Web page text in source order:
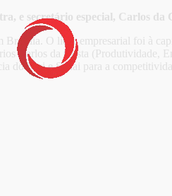
e secretário especial, Carlos da
O líder empresarial foi à
Carlos da Costa (Produtividade,
Sesi e Senai para a